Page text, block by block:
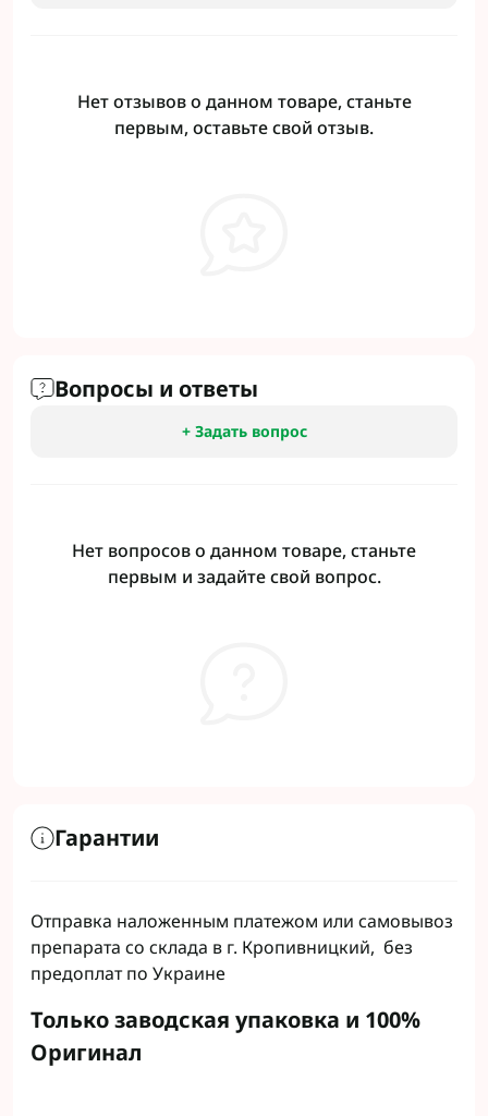
Нет отзывов о данном товаре, станьте
первым, оставьте свой отзыв.
Вопросы и ответы
+ Задать вопрос
Нет вопросов о данном товаре, станьте
первым и задайте свой вопрос.
Гарантии
Отправка наложенным платежом или самовывоз
препарата со склада в г. Кропивницкий, без
предоплат по Украине
Только заводская упаковка и 100%
Оригинал